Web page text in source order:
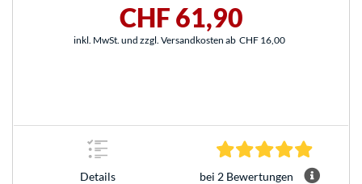
CHF 61,90
inkl. MwSt. und zzgl. Versandkosten ab CHF 16,00
Details bei 2 Bewertungen